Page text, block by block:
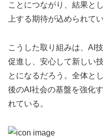
ことにつながり、結果と
上する期待が込められてい
こうした取り組みは、AI
促進し、安心して新しい
とになるだろう。全体と
後のAI社会の基盤を強化
れている。